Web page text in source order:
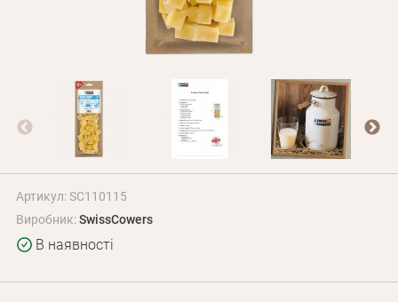
Оптовим клієнтам
Контакти
+380 (95) 095-00-05
Артикул: SC110115
Виробник:SwissCowers
В наявності